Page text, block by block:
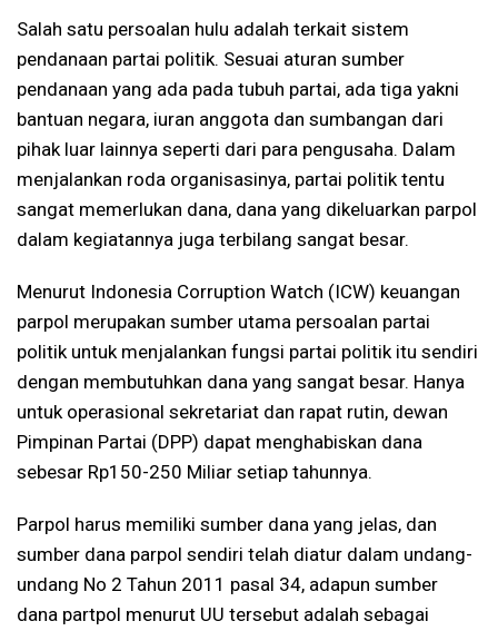
Salah satu persoalan hulu adalah terkait sistem
pendanaan partai politik. Sesuai aturan sumber
pendanaan yang ada pada tubuh partai, ada tiga yakni
bantuan negara, iuran anggota dan sumbangan dari
pihak luar lainnya seperti dari para pengusaha. Dalam
menjalankan roda organisasinya, partai politik tentu
sangat memerlukan dana, dana yang dikeluarkan parpol
dalam kegiatannya juga terbilang sangat besar.
Menurut Indonesia Corruption Watch (ICW) keuangan
parpol merupakan sumber utama persoalan partai
politik untuk menjalankan fungsi partai politik itu sendiri
dengan membutuhkan dana yang sangat besar. Hanya
untuk operasional sekretariat dan rapat rutin, dewan
Pimpinan Partai (DPP) dapat menghabiskan dana
sebesar Rp150-250 Miliar setiap tahunnya.
Parpol harus memiliki sumber dana yang jelas, dan
sumber dana parpol sendiri telah diatur dalam undang-
undang No 2 Tahun 2011 pasal 34, adapun sumber
dana partpol menurut UU tersebut adalah sebagai